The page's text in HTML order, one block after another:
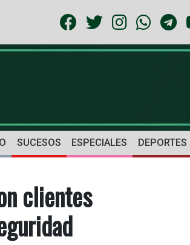
SUCESOS ESPECIALES DEPORTES
clientes